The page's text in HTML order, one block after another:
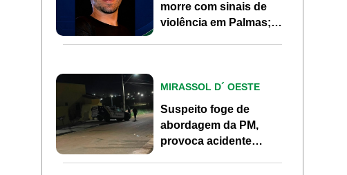
morre com sinais de
violência em Palmas;
MIRASSOL D´ OESTE
Suspeito foge de
abordagem da PM,
provoca acidente